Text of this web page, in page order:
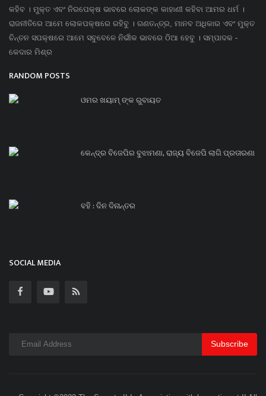
କହିବ । ମୁକ୍ତ ଏବଂ ନିରପେକ୍ଷ ଭାବରେ ଲୋକଙ୍କ କାହାଣୀ କହିବା ଆମର ଧର୍ମ ।
ରାଜନୀତିରେ ଆମେ ଲୋକପକ୍ଷରେ ରହିବୁ । ଗଣତନ୍ତ୍ର, ମାନବ ଅଧିକାର ଏବଂ ମୁକ୍ତ
ଚିନ୍ତନ ସପକ୍ଷରେ ଆମେ ସବୁବେଳେ ନିର୍ଭୀକ ଭାବରେ ଠିଆ ହେବୁ । ସମ୍ପାଦକ -
କେଦାର ମିଶ୍ର
RANDOM POSTS
ଓମର ଖୟାମ୍ ଙ୍କ ରୁବାୟତ
କେନ୍ଦ୍ର ବିଜେପିର ବୁଝାମଣା, ରାଜ୍ୟ ବିଜେପି ଲାଗି ପ୍ରତାରଣା
ବହି : ଦିନ ଦିନାନ୍ତର
SOCIAL MEDIA
Subscribe